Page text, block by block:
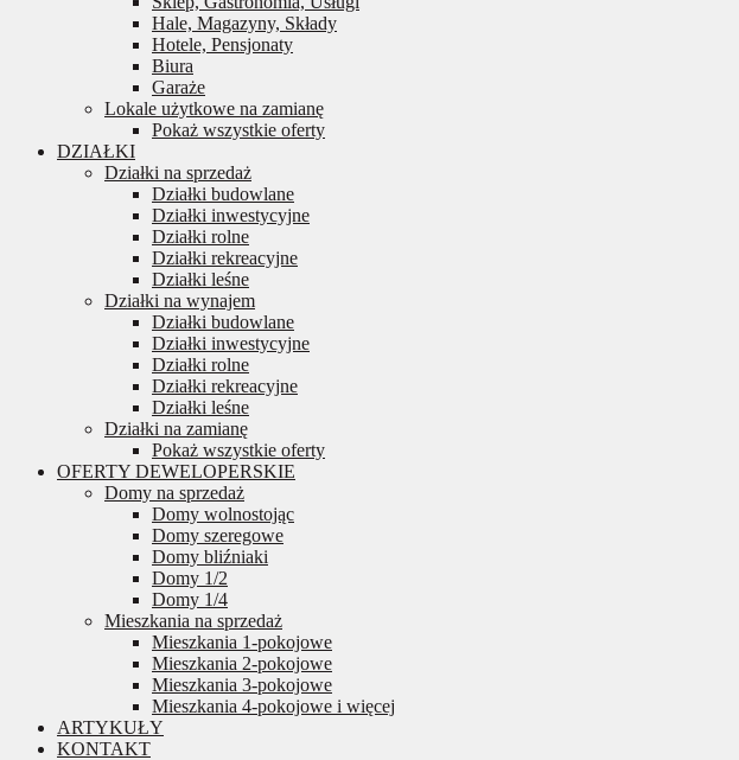
Hale, Magazyny, Składy
Hotele, Pensjonaty
Biura
Garaże
Lokale użytkowe na zamianę
Pokaż wszystkie oferty
DZIAŁKI
Działki na sprzedaż
Działki budowlane
Działki inwestycyjne
Działki rolne
Działki rekreacyjne
Działki leśne
Działki na wynajem
Działki budowlane
Działki inwestycyjne
Działki rolne
Działki rekreacyjne
Działki leśne
Działki na zamianę
Pokaż wszystkie oferty
OFERTY DEWELOPERSKIE
Domy na sprzedaż
Domy wolnostojąc
Domy szeregowe
Domy bliźniaki
Domy 1/2
Domy 1/4
Mieszkania na sprzedaż
Mieszkania 1-pokojowe
Mieszkania 2-pokojowe
Mieszkania 3-pokojowe
Mieszkania 4-pokojowe i więcej
ARTYKUŁY
KONTAKT